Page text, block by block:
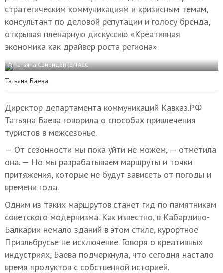
стратегическим коммуникациям и кризисным темам,
консультант по деловой репутации и голосу бренда,
открывая пленарную дискуссию «Креативная
экономика как драйвер роста региона».
© Татьяна Свириденко/ТАСС
Татьяна Баева
Директор департамента коммуникаций Кавказ.РФ
Татьяна Баева говорила о способах привлечения
туристов в межсезонье.
— От сезонности мы пока уйти не можем, — отметила
она. — Но мы разрабатываем маршруты и точки
притяжения, которые не будут зависеть от погоды и
времени года.
Одним из таких маршрутов станет гид по памятникам
советского модернизма. Как известно, в Кабардино-
Балкарии немало зданий в этом стиле, курортное
Приэльбрусье не исключение. Говоря о креативных
индустриях, Баева подчеркнула, что сегодня настало
время продуктов с собственной историей.